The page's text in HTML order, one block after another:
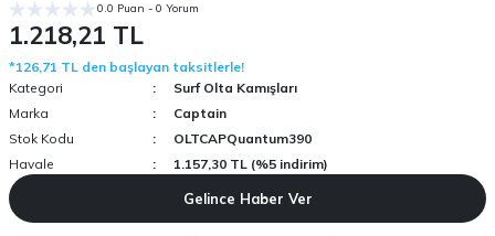
0.0 Puan - 0 Yorum
1.218,21 TL
*126,71 TL den başlayan taksitlerle!
Kategori
Surf Olta Kamışları
Marka
Captain
Stok Kodu
OLTCAPQuantum390
Havale
1.157,30 TL (%5 indirim)
Gelince Haber Ver